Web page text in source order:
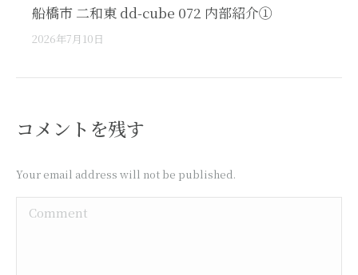
船橋市 二和東 dd-cube 072 内部紹介①
2026年7月10日
コメントを残す
Your email address will not be published.
Comment